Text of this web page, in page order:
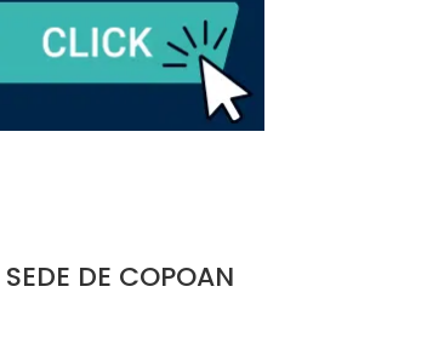
DE COPOAN